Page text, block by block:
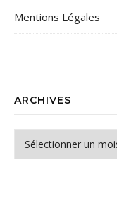
Mentions Légales
ARCHIVES
Archives